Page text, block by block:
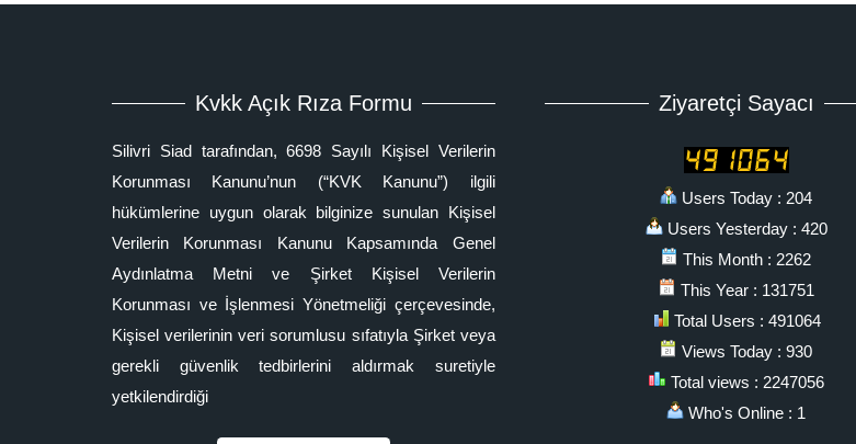
Kvkk Açık Rıza Formu
Silivri Siad tarafından, 6698 Sayılı Kişisel Verilerin
Korunması Kanunu’nun (“KVK Kanunu”) ilgili
hükümlerine uygun olarak bilginize sunulan Kişisel
Verilerin Korunması Kanunu Kapsamında Genel
Aydınlatma Metni ve Şirket Kişisel Verilerin
Korunması ve İşlenmesi Yönetmeliği çerçevesinde,
Kişisel verilerinin veri sorumlusu sıfatıyla Şirket veya
gerekli güvenlik tedbirlerini aldırmak suretiyle
yetkilendirdiği
Ziyaretçi Sayacı
Users Today : 204
Users Yesterday : 420
This Month : 2262
This Year : 131751
Total Users : 491064
Views Today : 930
Total views : 2247056
Who's Online : 1